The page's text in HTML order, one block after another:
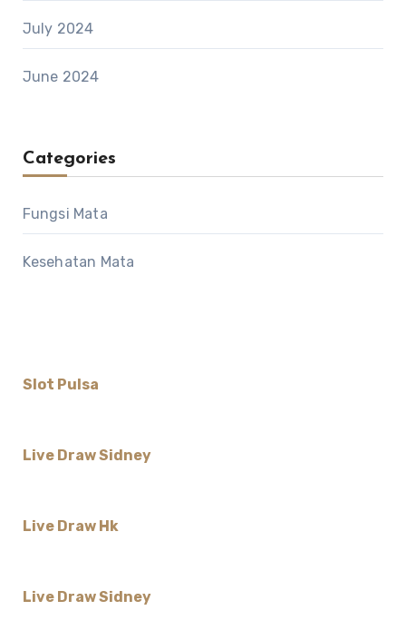
July 2024
June 2024
Categories
Fungsi Mata
Kesehatan Mata
Slot Pulsa
Live Draw Sidney
Live Draw Hk
Live Draw Sidney